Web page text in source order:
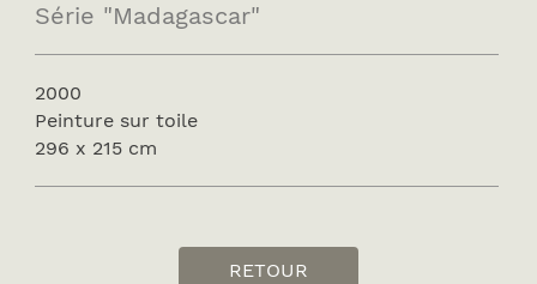
Série "Madagascar"
2000
Peinture sur toile
296 x 215 cm
RETOUR